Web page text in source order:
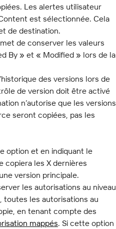
Les alertes utilisateur
est sélectionnée. Cela
de destination.
de conserver les valeurs
By » et « Modified » lors de la
des versions lors de
de version doit être activé
n’autorise que les versions
seront copiées, pas les
option et en indiquant le
copiera les X dernières
version principale.
les autorisations au niveau
les autorisations au
en tenant compte des
mappés. Si cette option